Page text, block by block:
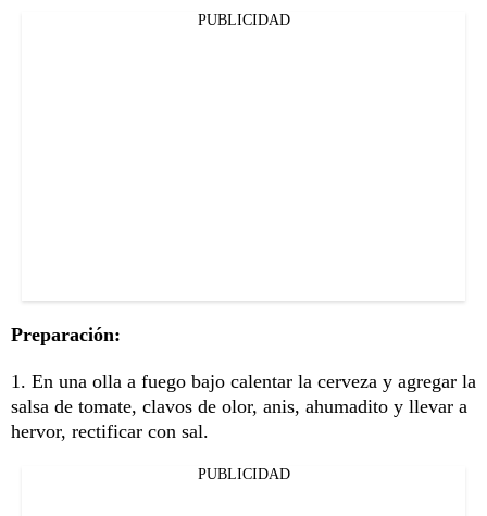
PUBLICIDAD
Preparación:
1. En una olla a fuego bajo calentar la cerveza y agregar la
salsa de tomate, clavos de olor, anis, ahumadito y llevar a
hervor, rectificar con sal.
PUBLICIDAD